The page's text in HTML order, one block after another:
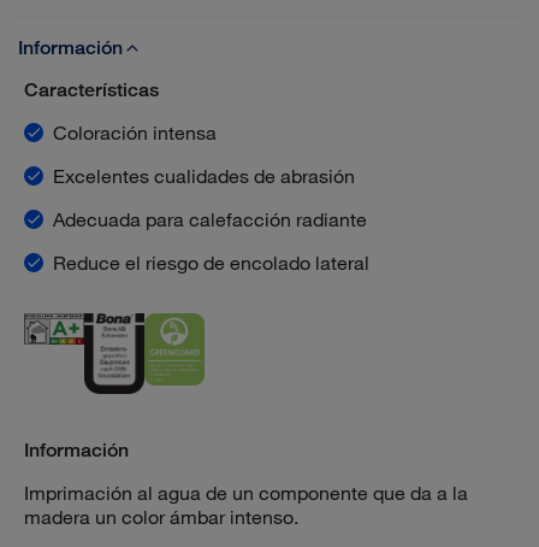
Información
Características
Coloración intensa
Excelentes cualidades de abrasión
Adecuada para calefacción radiante
Reduce el riesgo de encolado lateral
Información
Imprimación al agua de un componente que da a la
madera un color ámbar intenso.